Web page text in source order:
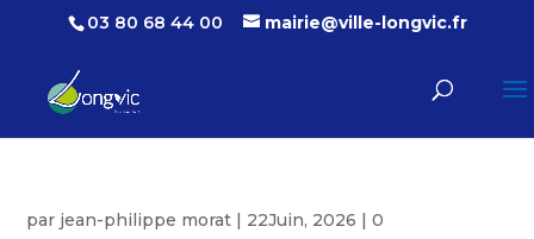
03 80 68 44 00 mairie@ville-longvic.fr
par jean-philippe morat | 22Juin, 2026 |0